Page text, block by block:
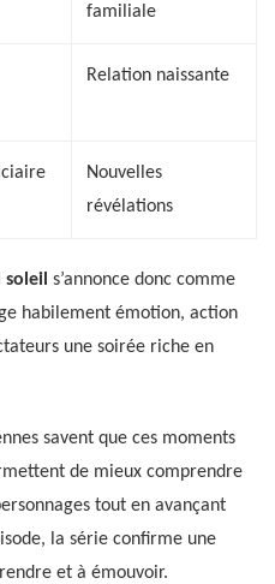
familiale
Relation naissante
Nouvelles
révélations
s’annonce donc comme
habilement émotion, action
une soirée riche en
savent que ces moments
de mieux comprendre
tout en avançant
la série confirme une
et à émouvoir.